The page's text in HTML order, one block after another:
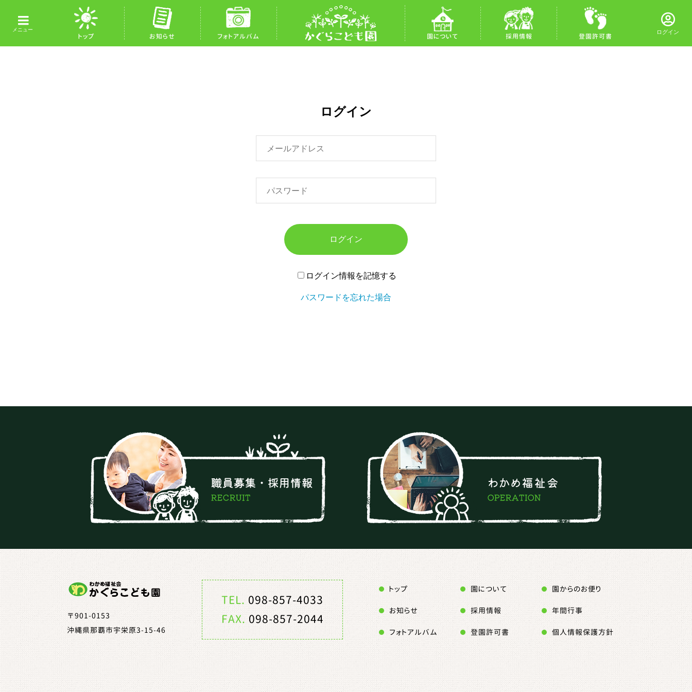
トップ お知らせ フォトアルバム 園について 採用情報 登園許可書
ログイン
ログイン
ログイン
ログイン情報を記憶する
パスワードを忘れた場合
〒901-0153
沖縄県那覇市宇栄原3-15-46
TEL. 098-857-4033
FAX.098-857-2044
トップ 園について 園からのお便り
お知らせ 採用情報 年間行事
フォトアルバム 登園許可書 個人情報保護方針